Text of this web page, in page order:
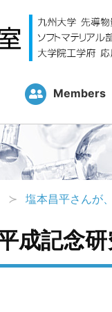
Members
塩本昌平さんが
成記念